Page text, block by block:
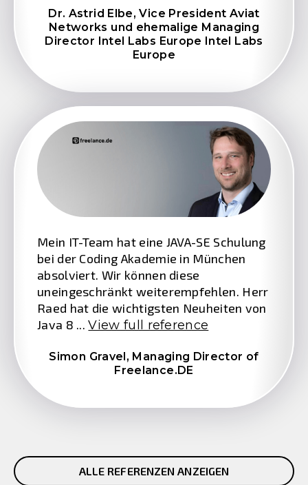
Dr. Astrid Elbe, Vice President Aviat
Networks und ehemalige Managing
Director Intel Labs Europe Intel Labs
Europe
Mein IT-Team hat eine JAVA-SE Schulung
bei der Coding Akademie in München
absolviert. Wir können diese
uneingeschränkt weiterempfehlen. Herr
Raed hat die wichtigsten Neuheiten von
Java 8 ... View full reference
Simon Gravel, Managing Director of
Freelance.DE
ALLE REFERENZEN ANZEIGEN